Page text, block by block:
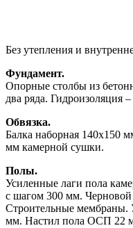
Без утепления и
Фундамент.
Опорные столбы из
два ряда. Гидроизоляция
Обвязка.
Балка наборная 140х150
мм камерной сушки.
Полы.
Усиленные лаги пола
с шагом 300 мм.
Строительные мембраны.
мм. Настил пола ОСП 22